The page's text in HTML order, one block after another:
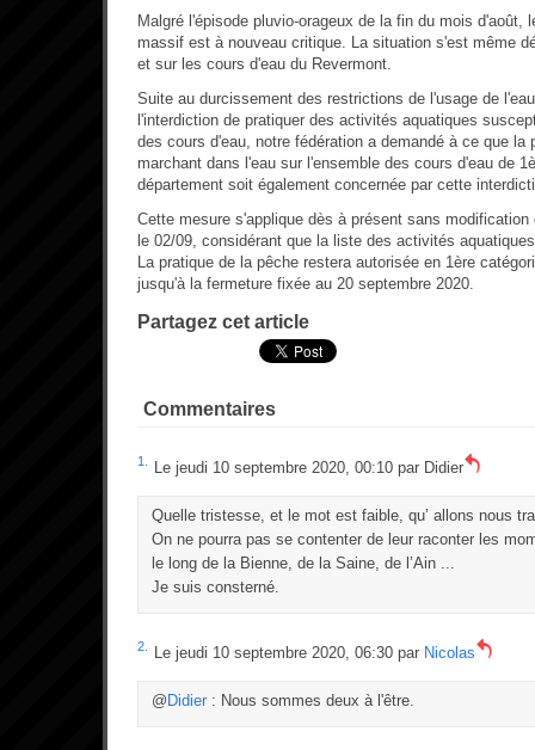
Malgré l'épisode pluvio-orageux de la fin du mois d'août,
massif est à nouveau critique. La situation s'est même
et sur les cours d'eau du Revermont.
Suite au durcissement des restrictions de l'usage de
l'interdiction de pratiquer des activités aquatiques
des cours d'eau, notre fédération a demandé à ce que la
marchant dans l'eau sur l'ensemble des cours d'eau de
département soit également concernée par cette
Cette mesure s'applique dès à présent sans
le 02/09, considérant que la liste des activités
La pratique de la pêche restera autorisée en 1ère
jusqu'à la fermeture fixée au 20 septembre 2020.
Partagez cet article
Commentaires
1. Le jeudi 10 septembre 2020, 00:10 par Didier
Quelle tristesse, et le mot est faible, qu’ allons nous
On ne pourra pas se contenter de leur raconter les
le long de la Bienne, de la Saine, de l’Ain ...
Je suis consterné.
2. Le jeudi 10 septembre 2020, 06:30 par Nicolas
@ Didier: Nous sommes deux à l'être.